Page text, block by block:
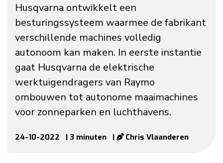
Husqvarna ontwikkelt een
besturingssysteem waarmee de fabrikant
verschillende machines volledig
autonoom kan maken. In eerste instantie
gaat Husqvarna de elektrische
werktuigendragers van Raymo
ombouwen tot autonome maaimachines
voor zonneparken en luchthavens.
24-10-2022 | 3 minuten | Chris Vlaanderen